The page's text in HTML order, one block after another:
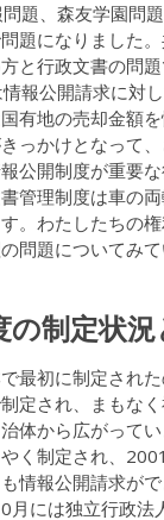
題、森友学園問
題になりました
と行政文書の問
報公開請求に対
有地の売却金額
っかけとなって
公開制度が重要な
管理制度は車の両
。わたしたちの
問題についてみて
の制定状
最初に制定され
定され、まもな
体から広がって
く制定され、
情報公開請求が
月には独立行政法